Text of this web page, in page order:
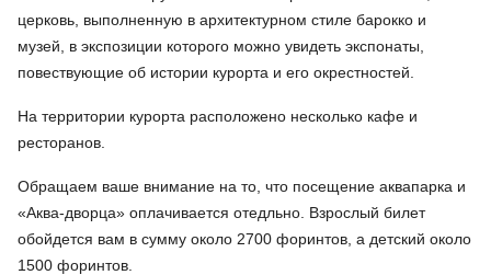
церковь, выполненную в архитектурном стиле барокко и
музей, в экспозиции которого можно увидеть экспонаты,
повествующие об истории курорта и его окрестностей.
На территории курорта расположено несколько кафе и
ресторанов.
Обращаем ваше внимание на то, что посещение аквапарка и
«Аква-дворца» оплачивается отедльно. Взрослый билет
обойдется вам в сумму около 2700 форинтов, а детский около
1500 форинтов.